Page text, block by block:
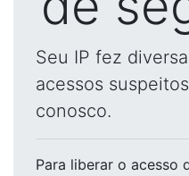
Seu IP fez
acessos
conosco.
Para liberar o acesso